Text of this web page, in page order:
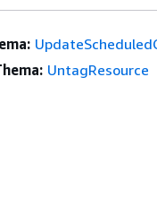
UntagResource